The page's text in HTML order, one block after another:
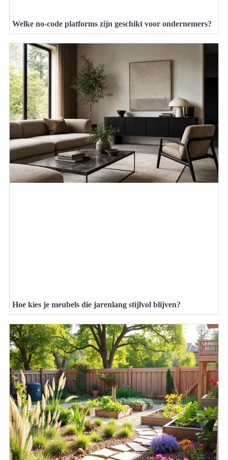
Welke no-code platforms zijn geschikt voor ondernemers?
Hoe kies je meubels die jarenlang stijlvol blijven?